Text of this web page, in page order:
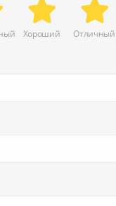
Хороший Отличный